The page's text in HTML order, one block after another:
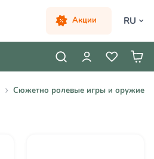
Акции RU
Сюжетно ролевые игры и оружие